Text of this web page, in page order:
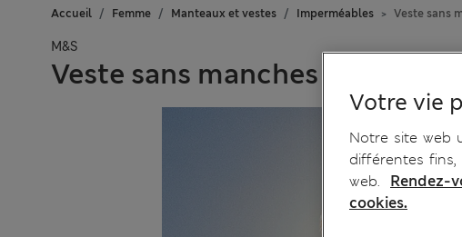
Accueil Femme Manteaux et vestes Imperméables Veste sans
M&S
Veste sans manches pratique
Votre vie
Notre site web
différentes
web.
Rendez-
cookies.